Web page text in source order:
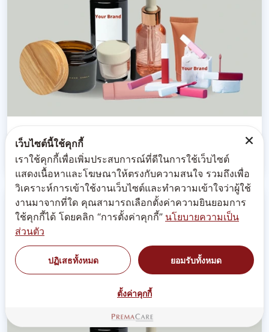
B-FMP 32 ผลิตภัณฑ์เสริมอาหาร พาว์ล PAWL
DIETARY SUPPLEMENT PRODUCT
เว็บไซต์นี้ใช้คุกกี้
เราใช้คุกกี้เพื่อเพิ่มประสบการณ์ที่ดีในการใช้เว็บไซต์
แสดงเนื้อหาและโฆษณาให้ตรงกับความสนใจ รวมถึงเพื่อ
วิเคราะห์การเข้าใช้งานเว็บไซต์และทำความเข้าใจว่าผู้ใช้
งานมาจากที่ใด คุณสามารถเลือกตั้งค่าความยินยอมการ
ใช้คุกกี้ได้ โดยคลิก “การตั้งค่าคุกกี้” นโยบายความเป็น
ส่วนตัว
ปฏิเสธทั้งหมด ยอมรับทั้งหมด
ตั้งค่าคุกกี้